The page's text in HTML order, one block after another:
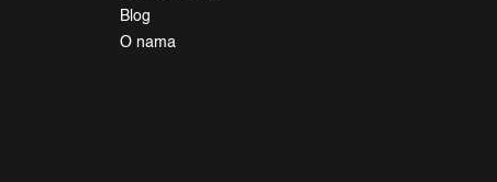
Blog
O nama